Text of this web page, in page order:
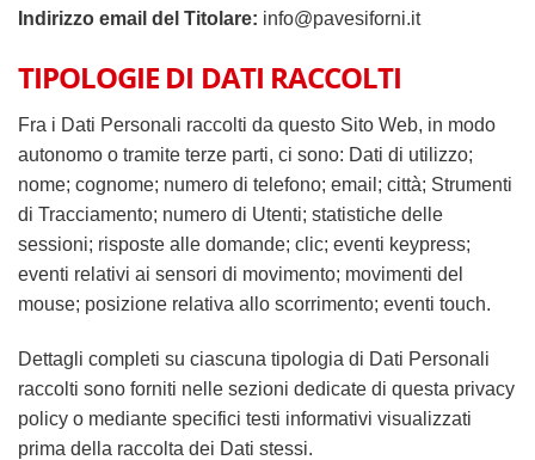
Indirizzo email del Titolare: info@pavesiforni.it
TIPOLOGIE DI DATI RACCOLTI
Fra i Dati Personali raccolti da questo Sito Web, in modo
autonomo o tramite terze parti, ci sono: Dati di utilizzo;
nome; cognome; numero di telefono; email; città; Strumenti
di Tracciamento; numero di Utenti; statistiche delle
sessioni; risposte alle domande; clic; eventi keypress;
eventi relativi ai sensori di movimento; movimenti del
mouse; posizione relativa allo scorrimento; eventi touch.
Dettagli completi su ciascuna tipologia di Dati Personali
raccolti sono forniti nelle sezioni dedicate di questa privacy
policy o mediante specifici testi informativi visualizzati
prima della raccolta dei Dati stessi.